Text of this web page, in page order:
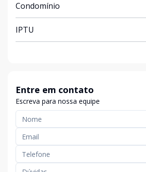
Condomínio
IPTU
Entre em contato
Escreva para nossa equipe